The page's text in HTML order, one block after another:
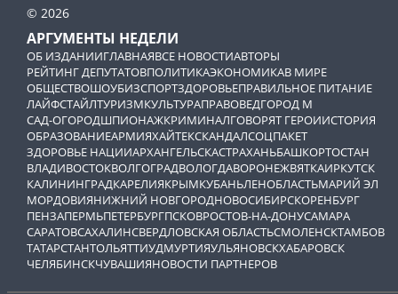
© 2026
АРГУМЕНТЫ НЕДЕЛИ
ОБ ИЗДАНИИГЛАВНАЯВСЕ НОВОСТИАВТОРЫ
РЕЙТИНГ ДЕПУТАТОВПОЛИТИКАЭКОНОМИКАВ МИРЕ
ОБЩЕСТВОШОУБИЗСПОРТЗДОРОВЬЕПРАВИЛЬНОЕ ПИТАНИЕ
ЛАЙФСТАЙЛТУРИЗМКУЛЬТУРАПРАВОВЕДГОРОД М
САД-ОГОРОДШПИОНАЖКРИМИНАЛГОВОРЯТ ГЕРОИИСТОРИЯ
ОБРАЗОВАНИЕАРМИЯХАЙТЕКСКАНДАЛСОЦПАКЕТ
ЗДОРОВЬЕ НАЦИИАРХАНГЕЛЬСКАСТРАХАНЬБАШКОРТОСТАН
ВЛАДИВОСТОКВОЛГОГРАДВОЛОГДАВОРОНЕЖВЯТКАИРКУТСК
КАЛИНИНГРАДКАРЕЛИЯКРЫМКУБАНЬЛЕНОБЛАСТЬМАРИЙ ЭЛ
МОРДОВИЯНИЖНИЙ НОВГОРОДНОВОСИБИРСКОРЕНБУРГ
ПЕНЗАПЕРМЬПЕТЕРБУРГПСКОВРОСТОВ-НА-ДОНУСАМАРА
САРАТОВСАХАЛИНСВЕРДЛОВСКАЯ ОБЛАСТЬСМОЛЕНСКТАМБОВ
ТАТАРСТАНТОЛЬЯТТИУДМУРТИЯУЛЬЯНОВСКХАБАРОВСК
ЧЕЛЯБИНСКЧУВАШИЯНОВОСТИ ПАРТНЕРОВ